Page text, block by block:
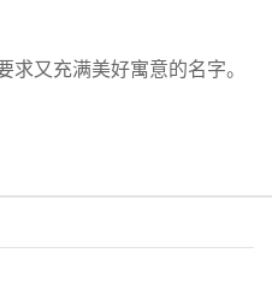
又充满美好寓意的名字。